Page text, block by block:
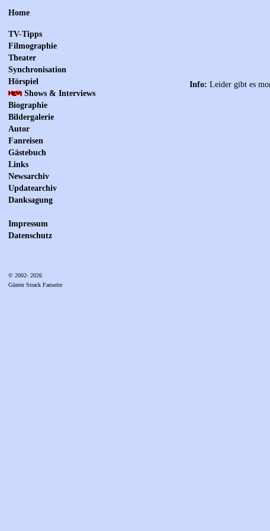
Home
TV-Tipps
Filmographie
Theater
Synchronisation
Hörspiel
Shows & Interviews
Biographie
Bildergalerie
Autor
Fanreisen
Gästebuch
Links
Newsarchiv
Updatearchiv
Danksagung
Impressum
Datenschutz
© 2002- 2026
Günter Strack Fanseite
Info: Leider gibt es